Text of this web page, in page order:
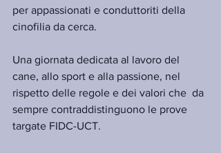
per appassionati e conduttoriti della
cinofilia da cerca.
Una giornata dedicata al lavoro del
cane, allo sport e alla passione, nel
rispetto delle regole e dei valori che  da
sempre contraddistinguono le prove
targate FIDC-UCT.